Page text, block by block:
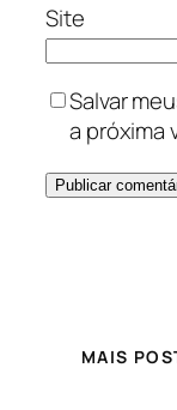
Site
Salvar
a próxima
MAIS